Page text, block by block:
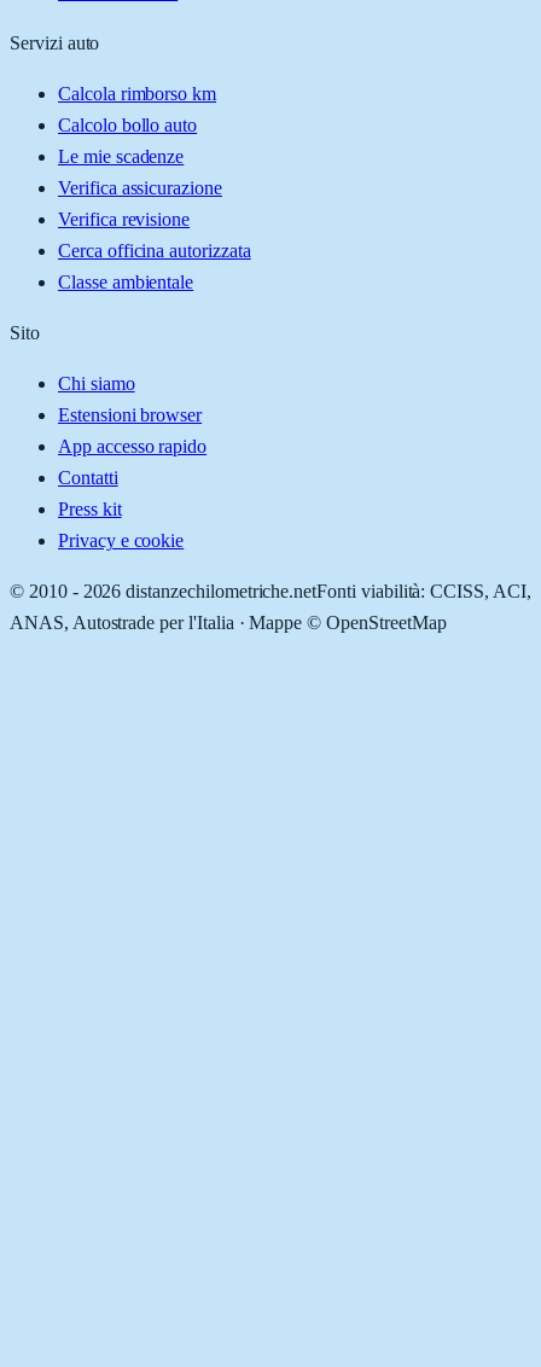
Servizi auto
Calcola rimborso km
Calcolo bollo auto
Le mie scadenze
Verifica assicurazione
Verifica revisione
Cerca officina autorizzata
Classe ambientale
Sito
Chi siamo
Estensioni browser
App accesso rapido
Contatti
Press kit
Privacy e cookie
© 2010 - 2026 distanzechilometriche.netFonti viabilità: CCISS, ACI,
ANAS, Autostrade per l'Italia · Mappe © OpenStreetMap